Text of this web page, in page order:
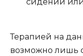
Терапией на
возможно лишь